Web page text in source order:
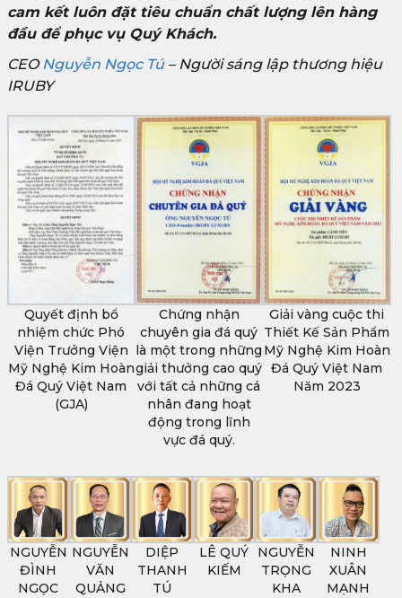
cam kết luôn đặt tiêu chuẩn chất lượng lên hàng
đầu để phục vụ Quý Khách.
CEONguyễn Ngọc Tú– Người sáng lập thương hiệu
IRUBY
Quyết định bổ
nhiệm chức Phó
Viện Trưởng Viện
Mỹ Nghệ Kim Hoàn
Đá Quý Việt Nam
(GJA)
Chứng nhận
chuyên gia đá quý
là một trong những
giải thưởng cao quý
với tất cả những cá
nhân đang hoạt
động trong lĩnh
vực đá quý.
Giải vàng cuộc thi
Thiết Kế Sản Phẩm
Mỹ Nghệ Kim Hoàn
Đá Quý Việt Nam
Năm 2023
NGUYỄN
ĐÌNH
NGỌC
NGUYỄN
VĂN
QUẢNG
DIỆP
THANH
TÚ
LÊ QUÝ
KIẾM
NGUYỄN
TRỌNG
KHA
NINH
XUÂN
MẠNH